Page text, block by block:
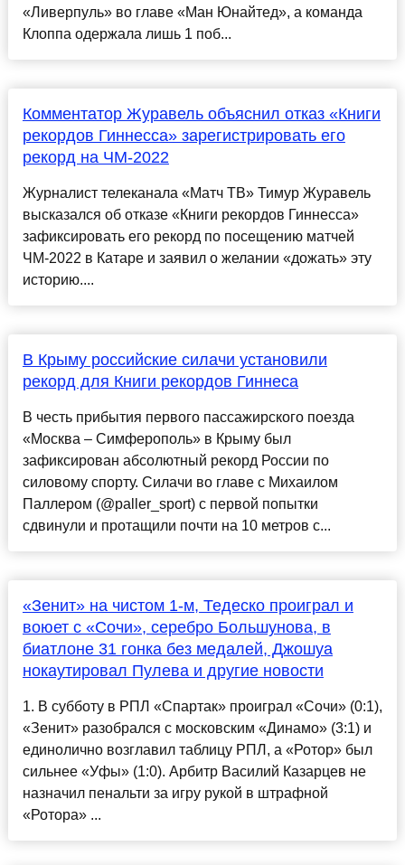
«Ливерпуль» во главе «Ман Юнайтед», а команда
Клоппа одержала лишь 1 поб...
Комментатор Журавель объяснил отказ «Книги
рекордов Гиннесса» зарегистрировать его
рекорд на ЧМ-2022
Журналист телеканала «Матч ТВ» Тимур Журавель
высказался об отказе «Книги рекордов Гиннесса»
зафиксировать его рекорд по посещению матчей
ЧМ-2022 в Катаре и заявил о желании «дожать» эту
историю....
В Крыму российские силачи установили
рекорд для Книги рекордов Гиннеса
В честь прибытия первого пассажирского поезда
«Москва – Симферополь» в Крыму был
зафиксирован абсолютный рекорд России по
силовому спорту. Силачи во главе с Михаилом
Паллером (@paller_sport) с первой попытки
сдвинули и протащили почти на 10 метров с...
«Зенит» на чистом 1-м, Тедеско проиграл и
воюет с «Сочи», серебро Большунова, в
биатлоне 31 гонка без медалей, Джошуа
нокаутировал Пулева и другие новости
1. В субботу в РПЛ «Спартак» проиграл «Сочи» (0:1),
«Зенит» разобрался с московским «Динамо» (3:1) и
единолично возглавил таблицу РПЛ, а «Ротор» был
сильнее «Уфы» (1:0). Арбитр Василий Казарцев не
назначил пенальти за игру рукой в штрафной
«Ротора» ...